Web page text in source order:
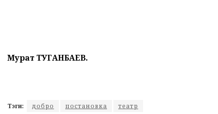
Мурат ТУГАНБАЕВ.
Тэги: добро постановка театр